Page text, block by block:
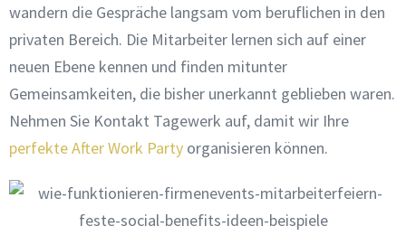
wandern die Gespräche langsam vom beruflichen in den
privaten Bereich. Die Mitarbeiter lernen sich auf einer
neuen Ebene kennen und finden mitunter
Gemeinsamkeiten, die bisher unerkannt geblieben waren.
Nehmen Sie Kontakt Tagewerk auf, damit wir Ihre
perfekte After Work Party organisieren können.